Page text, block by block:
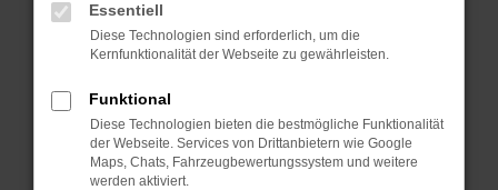
können das Laden bestimmter Seiten
verhindern. Funktioniert die Seite in einem
anderen Browser oder in einem privaten
Starte dein Gerät neu.
Das kann manchmal helfen, vorübergehende
Probleme zu beheben.
Essentiell
Diese Technologien sind erforderlich, um die
Kernfunktionalität der Webseite zu gewährleisten.
Funktional
Diese Technologien bieten die bestmögliche Funktionalität
der Webseite. Services von Drittanbietern wie Google
Maps, Chats, Fahrzeugbewertungssystem und weitere
werden aktiviert.